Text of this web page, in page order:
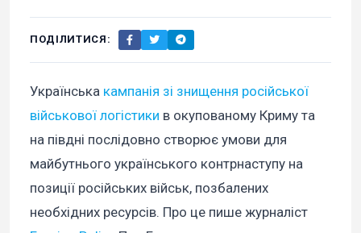
ПОДІЛИТИСЯ:
Українська кампанія зі знищення російської
військової логістики в окупованому Криму та
на півдні послідовно створює умови для
майбутнього українського контрнаступу на
позиції російських військ, позбалених
необхідних ресурсів. Про це пише журналіст